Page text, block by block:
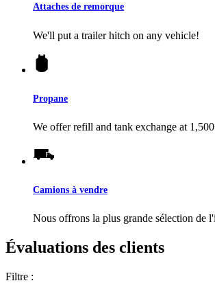
Attaches de remorque
We'll put a trailer hitch on any vehicle!
Propane
We offer refill and tank exchange at
Camions à vendre
Nous offrons la plus grande sélection de
Évaluations des clients
Filtre :